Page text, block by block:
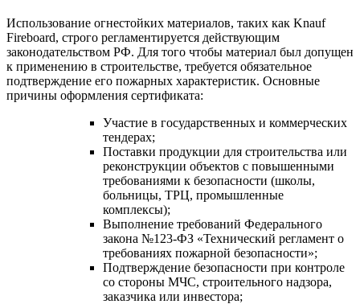
Использование огнестойких материалов, таких как Knauf
Fireboard, строго регламентируется действующим
законодательством РФ. Для того чтобы материал был допущен
к применению в строительстве, требуется обязательное
подтверждение его пожарных характеристик. Основные
причины оформления сертификата:
Участие в государственных и коммерческих
тендерах;
Поставки продукции для строительства или
реконструкции объектов с повышенными
требованиями к безопасности (школы,
больницы, ТРЦ, промышленные
комплексы);
Выполнение требований Федерального
закона №123-ФЗ «Технический регламент о
требованиях пожарной безопасности»;
Подтверждение безопасности при контроле
со стороны МЧС, строительного надзора,
заказчика или инвестора;